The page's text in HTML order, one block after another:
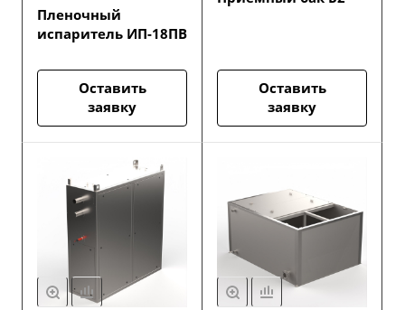
Пленочный
испаритель ИП-18ПВ
Оставить
заявку
Оставить
заявку